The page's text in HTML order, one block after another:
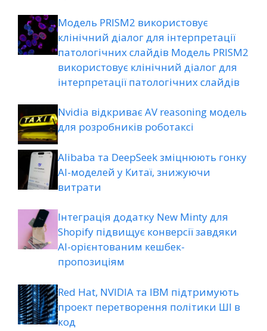
Модель PRISM2 використовує
клінічний діалог для інтерпретації
патологічних слайдів Модель PRISM2
використовує клінічний діалог для
інтерпретації патологічних слайдів
Nvidia відкриває AV reasoning модель
для розробників роботаксі
Alibaba та DeepSeek зміцнюють гонку
AI-моделей у Китаї, знижуючи
витрати
Інтеграція додатку New Minty для
Shopify підвищує конверсії завдяки
AI-орієнтованим кешбек-
пропозиціям
Red Hat, NVIDIA та IBM підтримують
проект перетворення політики ШІ в
код